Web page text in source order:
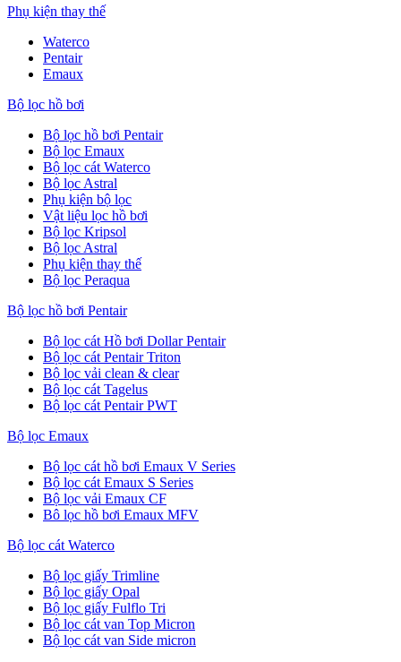
Phụ kiện thay thế
Waterco
Pentair
Emaux
Bộ lọc hồ bơi
Bộ lọc hồ bơi Pentair
Bộ lọc Emaux
Bộ lọc cát Waterco
Bộ lọc Astral
Phụ kiện bộ lọc
Vật liệu lọc hồ bơi
Bộ lọc Kripsol
Bộ lọc Astral
Phụ kiện thay thế
Bộ lọc Peraqua
Bộ lọc hồ bơi Pentair
Bộ lọc cát Hồ bơi Dollar Pentair
Bộ lọc cát Pentair Triton
Bộ lọc vải clean & clear
Bộ lọc cát Tagelus
Bộ lọc cát Pentair PWT
Bộ lọc Emaux
Bộ lọc cát hồ bơi Emaux V Series
Bộ lọc cát Emaux S Series
Bộ lọc vải Emaux CF
Bô lọc hồ bơi Emaux MFV
Bộ lọc cát Waterco
Bộ lọc giấy Trimline
Bộ lọc giấy Opal
Bộ lọc giấy Fulflo Tri
Bộ lọc cát van Top Micron
Bộ lọc cát van Side micron